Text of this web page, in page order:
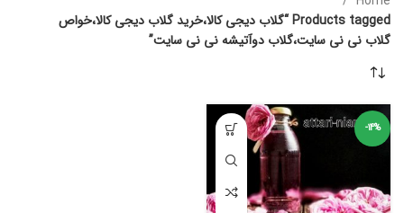
Products tagged “گلاب دیجی کالا،خرید گلاب دیجی کالا،خواص
گلاب نی نی سایت،گلاب دوآتیشه نی نی سایت”
-14%